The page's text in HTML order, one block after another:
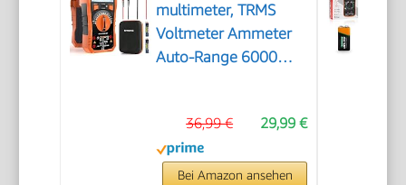
multimeter, TRMS
Voltmeter Ammeter
Auto-Range 6000
Kapazität Temp
Wiederstand mit
Large LCD-Anzeige
29,99 €
36,99 €
Bei Amazon ansehen